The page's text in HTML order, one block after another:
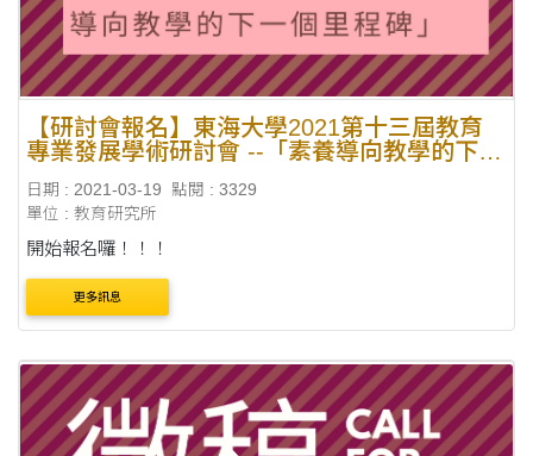
【研討會報名】東海大學2021第十三屆教育
專業發展學術研討會 --「素養導向教學的下一
日期 : 2021-03-19
點閱 : 3329
單位 : 教育研究所
開始報名囉！！！
更多訊息